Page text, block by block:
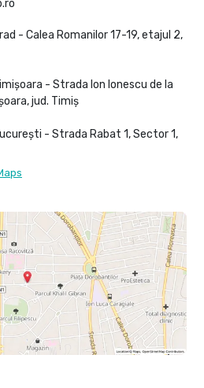
- Calea Romanilor 17-19, etajul 2,
- Strada Ion Ionescu de la
jud. Timiș
- Strada Rabat 1, Sector 1,